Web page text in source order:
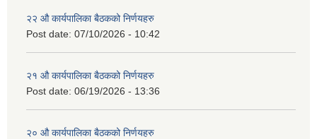
२२ औ कार्यपालिका बैठकको निर्णयहरु
Post date: 07/10/2026 - 10:42
२१ औ कार्यपालिका बैठकको निर्णयहरु
Post date: 06/19/2026 - 13:36
२० औ कार्यपालिका बैठकको निर्णयहरु